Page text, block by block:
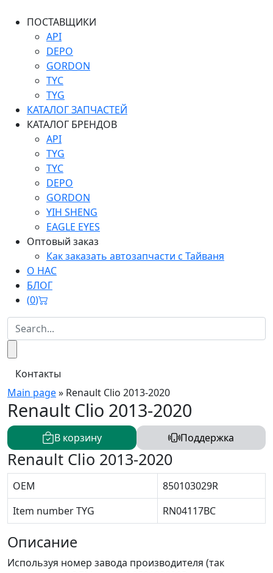
ПОСТАВЩИКИ
API
DEPO
GORDON
TYC
TYG
КАТАЛОГ ЗАПЧАСТЕЙ
КАТАЛОГ БРЕНДОВ
API
TYG
TYC
DEPO
GORDON
YIH SHENG
EAGLE EYES
Оптовый заказ
Как заказать автозапчасти с Тайваня
О НАС
БЛОГ
(0)
Контакты
Main page» Renault Clio 2013-2020
Renault Clio 2013-2020
В корзину Поддержка
Renault Clio 2013-2020
OEM
850103029R
Item number TYG
RN04117BC
Описание
Используя номер завода производителя (так